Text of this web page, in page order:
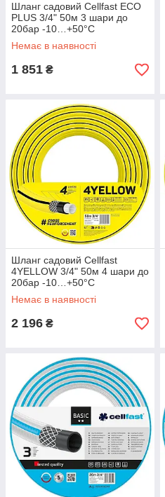
Шланг садовий Cellfast ECO
PLUS 3/4" 50м 3 шари до
20бар -10…+50°C
Немає в наявності
1 851 ₴
Шланг садовий Cellfast
4YELLOW 3/4" 50м 4 шари до
20бар -10…+50°C
Немає в наявності
2 196 ₴